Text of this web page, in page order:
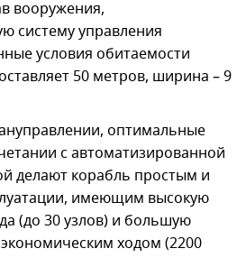
вооружения,
систему управления
условия обитаемости
50 метров, ширина – 9
оптимальные
с автоматизированной
делают корабль простым и
имеющим высокую
(до 30 узлов) и большую
ходом (2200